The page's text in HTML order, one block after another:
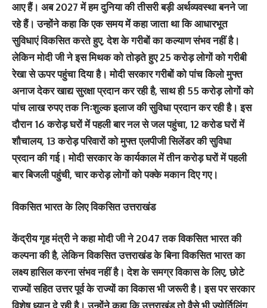
आए हैं। अब 2027 में हम दुनिया की तीसरी बड़ी अर्थव्यवस्था बनने जा
रहे हैं। उन्होंने कहा कि एक समय में कहा जाता था कि आधारभूत
सुविधाएं विकसित करते हुए, देश के गरीबों का कल्याण संभव नहीं है।
लेकिन मोदी जी ने इस मिथक को तोड़ते हुए 25 करोड़ लोगों को गरीबी
रेखा से ऊपर पहुंचा दिया है। मोदी सरकार गरीबों को पांच किलो मुफ्त
अनाज देकर खाद्य सुरक्षा प्रदान कर रही है, साथ ही 55 करोड़ लोगों को
पांच लाख रुपए तक निःशुल्क इलाज की सुविधा प्रदान कर रही है। इस
दौरान 16 करोड़ घरों में पहली बार नल से जल पहुंचा, 12 करोड घरों में
शौचालय, 13 करोड़ परिवारों को मुफ्त एलपीजी सिलेंडर की सुविधा
प्रदान की गई। मोदी सरकार के कार्यकाल में तीन करोड़ घरों में पहली
बार बिजली पहुंची, चार करोड़ लोगों को पक्के मकान दिए गए।
विकसित भारत के लिए विकसित उत्तराखंड
केंद्रीय गृह मंत्री ने कहा मोदी जी ने 2047 तक विकसित भारत की
कल्पना की है, लेकिन विकसित उत्तराखंड के बिना विकसित भारत का
लक्ष्य हासिल करना संभव नहीं है। देश के समग्र विकास के लिए, छोटे
राज्यों सहित उत्तर पूर्व के राज्यों का विकास भी जरूरी है। इस पर सरकार